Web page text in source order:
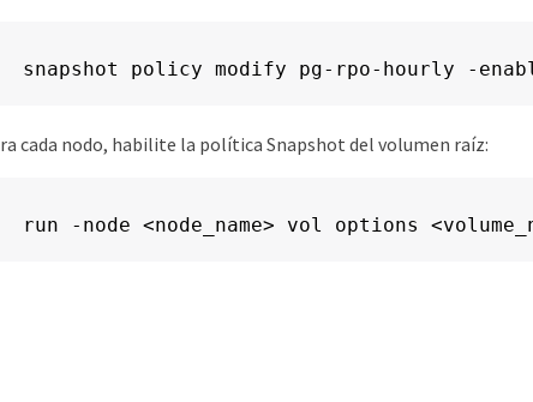
snapshot policy modify pg-rpo-hourly -
cada nodo, habilite la política Snapshot del volumen raíz:
run -node <node_name> vol options